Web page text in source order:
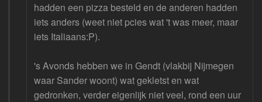
hadden een pizza besteld en de anderen hadden
iets anders (weet niet pcies wat 't was meer, maar
iets Italiaans:P).
's Avonds hebben we in Gendt (vlakbij Nijmegen
waar Sander woont) wat gekletst en wat
gedronken, verder eigenlijk niet veel, rond een uur